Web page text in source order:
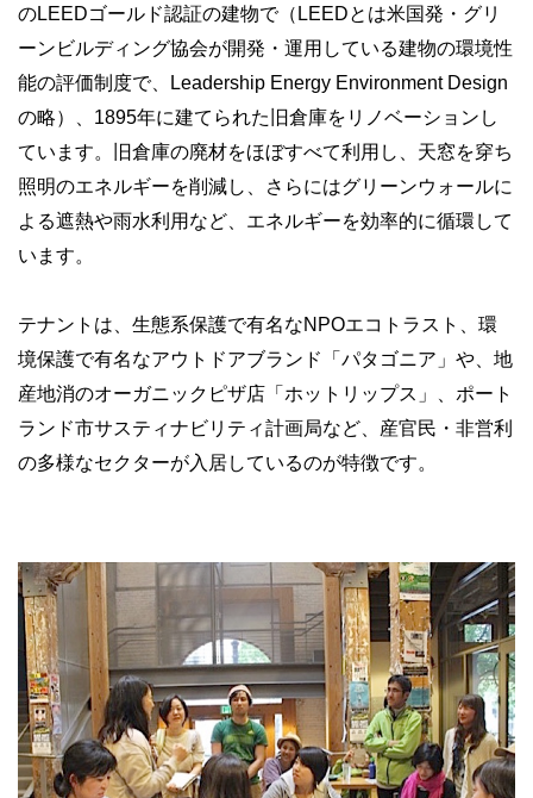
のLEEDゴールド認証の建物で（LEEDとは米国発・グリ
ーンビルディング協会が開発・運用している建物の環境性
能の評価制度で、Leadership Energy Environment Design
の略）、1895年に建てられた旧倉庫をリノベーションし
ています。旧倉庫の廃材をほぼすべて利用し、天窓を穿ち
照明のエネルギーを削減し、さらにはグリーンウォールに
よる遮熱や雨水利用など、エネルギーを効率的に循環して
います。
テナントは、生態系保護で有名なNPOエコトラスト、環
境保護で有名なアウトドアブランド「パタゴニア」や、地
産地消のオーガニックピザ店「ホットリップス」、ポート
ランド市サスティナビリティ計画局など、産官民・非営利
の多様なセクターが入居しているのが特徴です。